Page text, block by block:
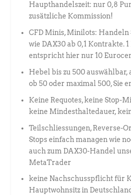
Haupthandelszeit: nur 0,8
zusätzliche Kommission!
CFD Minis, Minilots: Handeln
wie DAX30 ab 0,1 Kontrakte.
entspricht hier nur 10
Hebel bis zu 500 auswählbar,
ob 50 oder maximal 500, Sie
Keine Requotes, keine Stop-
keine Mindesthaltedauer,
Teilschliessungen, Reverse-
Stops einfach managen wie
auch zum DAX30-Handel
MetaTrader
keine Nachschusspflicht für
Hauptwohnsitz in